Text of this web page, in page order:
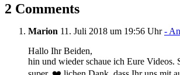
2 Comments
Marion 11. Juli 2018 um 19:56 Uhr-
Hallo Ihr Beiden,
hin und wieder schaue ich Eure Videos.